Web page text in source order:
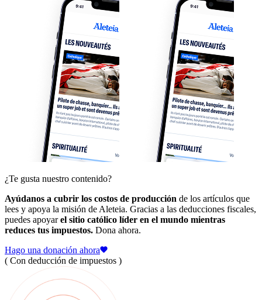
¿Te gusta nuestro contenido?
Ayúdanos a cubrir los costos de producción de los artículos que
lees y apoya la misión de Aleteia. Gracias a las deducciones fiscales,
puedes apoyarel sitio católico líder en el mundo mientras
reduces tus impuestos. Dona ahora.
Hago una donación ahora
( Con deducción de impuestos )